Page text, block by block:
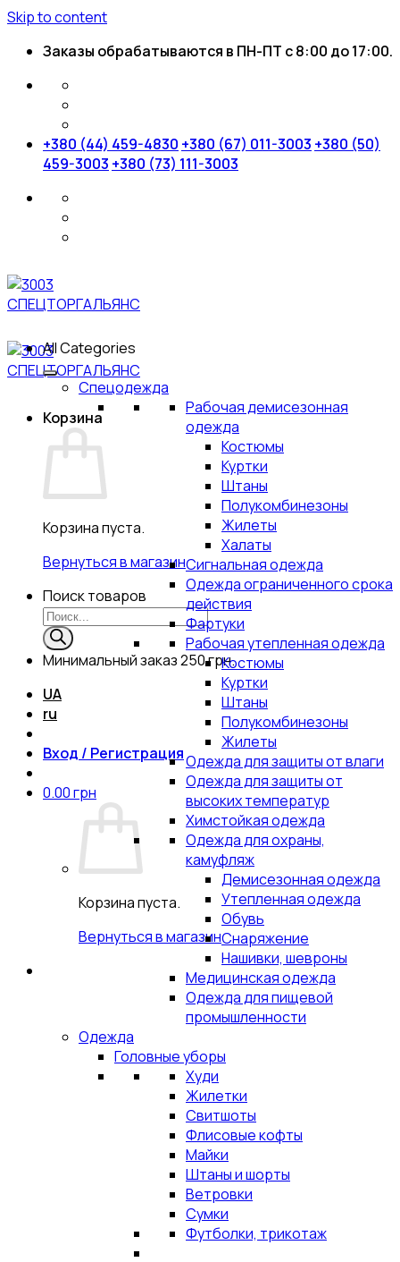
Skip to content
Заказы обрабатываются в ПН-ПТ с 8:00 до 17:00.
+380 (44) 459-4830 +380 (67) 011-3003 +380 (50)
459-3003 +380 (73) 111-3003
Корзина
Корзина пуста.
Вернуться в магазин
Поиск товаров
Минимальный заказ250 грн.
UA
ru
Вход / Регистрация
0.00грн
Корзина пуста.
Вернуться в магазин
All Categories
Спецодежда
Рабочая демисезонная
одежда
Костюмы
Куртки
Штаны
Полукомбинезоны
Жилеты
Халаты
Сигнальная одежда
Одежда ограниченного срока
действия
Фартуки
Рабочая утепленная одежда
Костюмы
Куртки
Штаны
Полукомбинезоны
Жилеты
Одежда для защиты от влаги
Одежда для защиты от
высоких температур
Химстойкая одежда
Одежда для охраны,
камуфляж
Демисезонная одежда
Утепленная одежда
Обувь
Снаряжение
Нашивки, шевроны
Медицинская одежда
Одежда для пищевой
промышленности
Одежда
Головные уборы
Худи
Жилетки
Свитшоты
Флисовые кофты
Майки
Штаны и шорты
Ветровки
Сумки
Футболки, трикотаж